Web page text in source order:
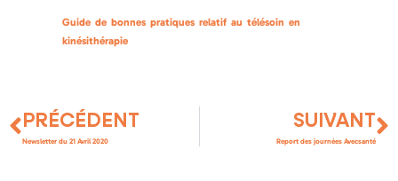
Guide de bonnes pratiques relatif au télésoin en
kinésithérapie
PRÉCÉDENT
Newsletter du 21 Avril 2020
SUIVANT
Report des journées Avecsanté